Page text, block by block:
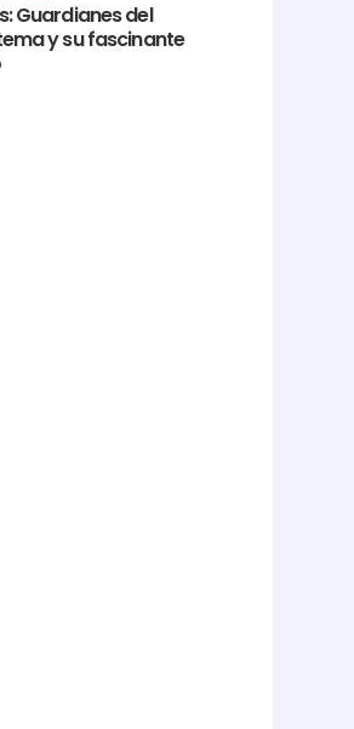
Guardianes del
y su fascinante